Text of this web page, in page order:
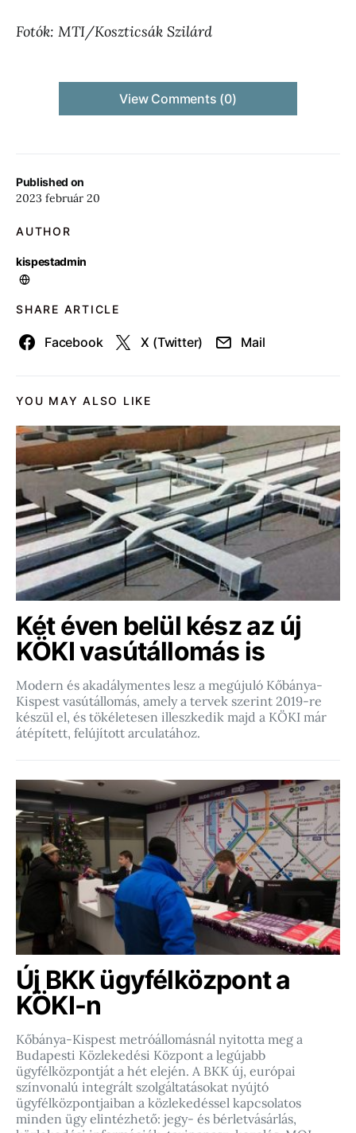
Published on
2023 február 20
AUTHOR
kispestadmin
SHARE ARTICLE
Facebook X (Twitter) Mail
Fotók: MTI/Koszticsák Szilárd
View Comments (0)
YOU MAY ALSO LIKE
Két éven belül kész az új
KÖKI vasútállomás is
Modern és akadálymentes lesz a megújuló Kőbánya-
Kispest vasútállomás, amely a tervek szerint 2019-re
készül el, és tökéletesen illeszkedik majd a KÖKI már
átépített, felújított arculatához.
Új BKK ügyfélközpont a
KÖKI-n
Kőbánya-Kispest metróállomásnál nyitotta meg a
Budapesti Közlekedési Központ a legújabb
ügyfélközpontját a hét elején. A BKK új, európai
színvonalú integrált szolgáltatásokat nyújtó
ügyfélközpontjaiban a közlekedéssel kapcsolatos
minden ügy elintézhető: jegy- és bérletvásárlás,